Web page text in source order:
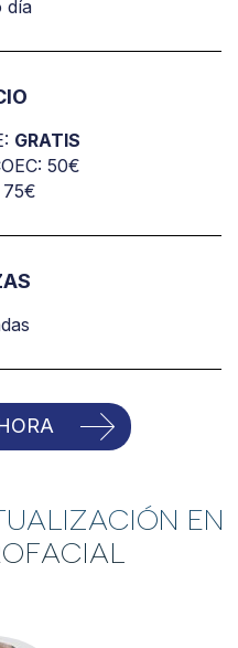
día
GRATIS
50€
en